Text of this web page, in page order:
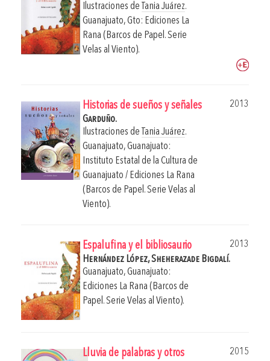
Ilustraciones de Tania Juárez.
Guanajuato, Gto: Ediciones La
Rana (Barcos de Papel. Serie
Velas al Viento).
Historias de sueños y señales
2013
Garduño.
Ilustraciones de Tania Juárez.
Guanajuato, Guanajuato:
Instituto Estatal de la Cultura de
Guanajuato / Ediciones La Rana
(Barcos de Papel. Serie Velas al
Viento).
Espalufina y el bibliosaurio
2013
Hernández López, Sheherazade Bigdalí.
Guanajuato, Guanajuato:
Ediciones La Rana (Barcos de
Papel. Serie Velas al Viento).
Lluvia de palabras y otros
2015